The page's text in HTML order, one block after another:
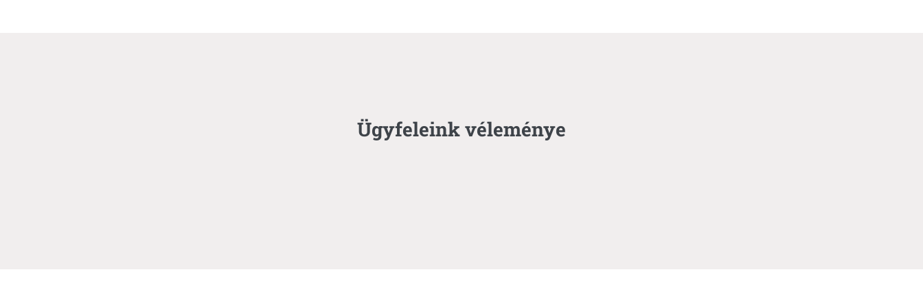
Ügyfeleink véleménye